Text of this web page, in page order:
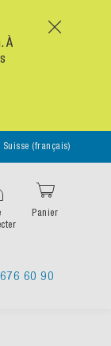
x
À
Suisse (français)
Panier
60 90